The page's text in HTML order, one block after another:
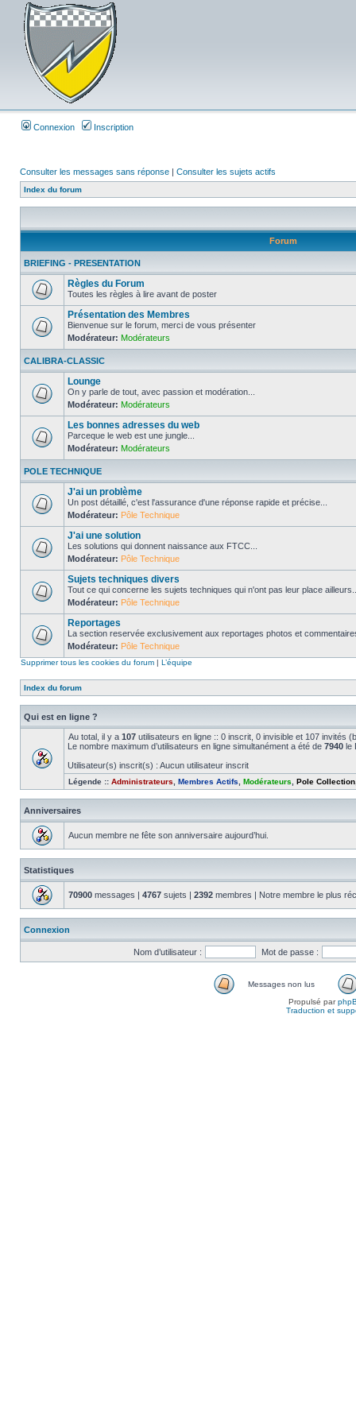
Connexion Inscription
Consulter les messages sans réponse | Consulter les sujets actifs
Index du forum
Forum
BRIEFING - PRESENTATION
Règles du Forum
Toutes les règles à lire avant de poster
Présentation des Membres
Bienvenue sur le forum, merci de vous présenter
Modérateur: Modérateurs
CALIBRA-CLASSIC
Lounge
On y parle de tout, avec passion et modération...
Modérateur: Modérateurs
Les bonnes adresses du web
Parceque le web est une jungle...
Modérateur: Modérateurs
POLE TECHNIQUE
J'ai un problème
Un post détaillé, c'est l'assurance d'une réponse rapide et précise...
Modérateur: Pôle Technique
J'ai une solution
Les solutions qui donnent naissance aux FTCC...
Modérateur: Pôle Technique
Sujets techniques divers
Tout ce qui concerne les sujets techniques qui n'ont pas leur place
Modérateur: Pôle Technique
Reportages
La section reservée exclusivement aux reportages photos et
Modérateur: Pôle Technique
Supprimer tous les cookies du forum | L’équipe
Index du forum
Qui est en ligne ?
Au total, il y a 107 utilisateurs en ligne :: 0 inscrit, 0 invisible et 107 invités
Le nombre maximum d’utilisateurs en ligne simultanément a été de 7940 le
Utilisateur(s) inscrit(s) : Aucun utilisateur inscrit
Légende :: Administrateurs Membres Actifs Modérateurs Pole Collection
Anniversaires
Aucun membre ne fête son anniversaire aujourd’hui.
Statistiques
70900 messages | 4767 sujets | 2392 membres | Notre membre le plus
Connexion
Nom d’utilisateur : Mot de passe :
Messages non lus
Propulsé par
Traduction et